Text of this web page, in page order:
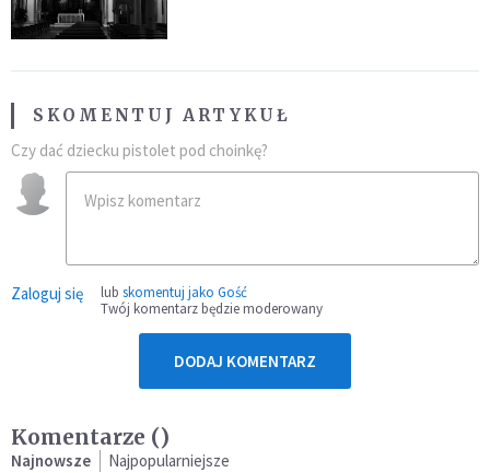
SKOMENTUJ ARTYKUŁ
Czy dać dziecku pistolet pod choinkę?
Zaloguj się lub skomentuj jako Gość
Twój komentarz będzie moderowany
DODAJ KOMENTARZ
Komentarze ()
Najnowsze Najpopularniejsze